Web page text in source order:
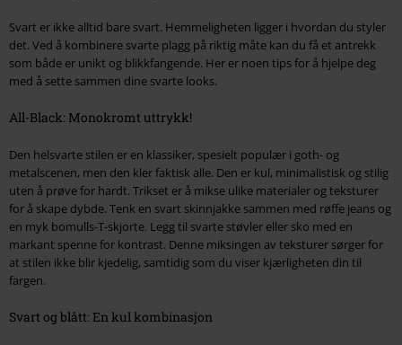
Svart er ikke alltid bare svart. Hemmeligheten ligger i hvordan du styler
det. Ved å kombinere svarte plagg på riktig måte kan du få et antrekk
som både er unikt og blikkfangende. Her er noen tips for å hjelpe deg
med å sette sammen dine svarte looks.
All-Black: Monokromt uttrykk!
Den helsvarte stilen er en klassiker, spesielt populær i goth- og
metalscenen, men den kler faktisk alle. Den er kul, minimalistisk og stilig
uten å prøve for hardt. Trikset er å mikse ulike materialer og teksturer
for å skape dybde. Tenk en svart skinnjakke sammen med røffe jeans og
en myk bomulls-T-skjorte. Legg til svarte støvler eller sko med en
markant spenne for kontrast. Denne miksingen av teksturer sørger for
at stilen ikke blir kjedelig, samtidig som du viser kjærligheten din til
fargen.
Svart og blått: En kul kombinasjon